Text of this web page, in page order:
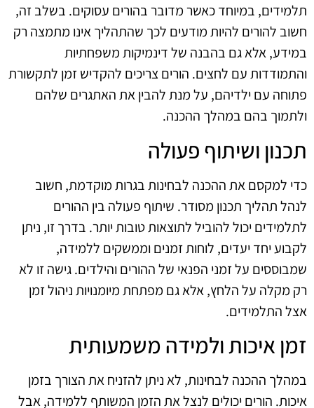
תלמידים, במיוחד כאשר מדובר בהורים עסוקים. בשלב זה,
חשוב להורים להיות מודעים לכך שהתהליך אינו מתמצה רק
במידע, אלא גם בהבנה של דינמיקות משפחתיות
והתמודדות עם לחצים. הורים צריכים להקדיש זמן לתקשורת
פתוחה עם ילדיהם, על מנת להבין את האתגרים שלהם
ולתמוך בהם במהלך ההכנה.
תכנון ושיתוף פעולה
כדי למקסם את ההכנה לבחינות בגרות מוקדמת, חשוב
לנהל תהליך תכנון מסודר. שיתוף פעולה בין ההורים
לתלמידים יכול להוביל לתוצאות טובות יותר. בדרך זו, ניתן
לקבוע יחד יעדים, לוחות זמנים וממשקים ללמידה,
שמבוססים על זמני הפנאי של ההורים והילדים. גישה זו לא
רק מקלה על הלחץ, אלא גם מפתחת מיומנויות ניהול זמן
אצל התלמידים.
זמן איכות ולמידה משמעותית
במהלך ההכנה לבחינות, לא ניתן להזניח את הצורך בזמן
איכות. הורים יכולים לנצל את הזמן המשותף ללמידה, אבל